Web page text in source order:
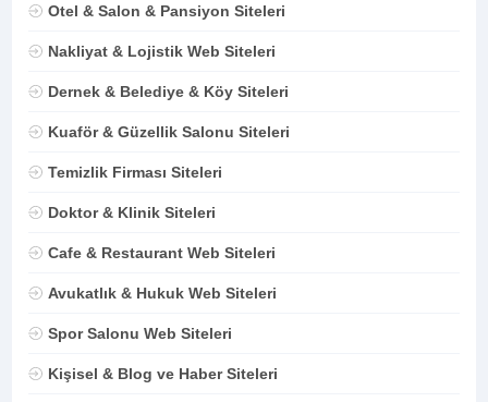
Otel & Salon & Pansiyon Siteleri
Nakliyat & Lojistik Web Siteleri
Dernek & Belediye & Köy Siteleri
Kuaför & Güzellik Salonu Siteleri
Temizlik Firması Siteleri
Doktor & Klinik Siteleri
Cafe & Restaurant Web Siteleri
Avukatlık & Hukuk Web Siteleri
Spor Salonu Web Siteleri
Kişisel & Blog ve Haber Siteleri